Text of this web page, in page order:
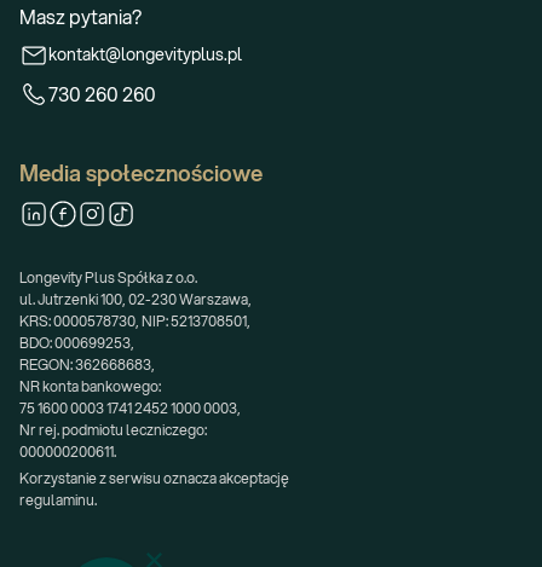
Masz pytania?
kontakt@longevityplus.pl
730 260 260
Media społecznościowe
Longevity Plus Spółka z o.o.
ul. Jutrzenki 100, 02-230 Warszawa,
KRS: 0000578730, NIP: 5213708501,
BDO: 000699253,
REGON: 362668683,
NR konta bankowego:
75 1600 0003 1741 2452 1000 0003,
Nr rej. podmiotu leczniczego:
000000200611.
Korzystanie z serwisu oznacza akceptację
regulaminu.